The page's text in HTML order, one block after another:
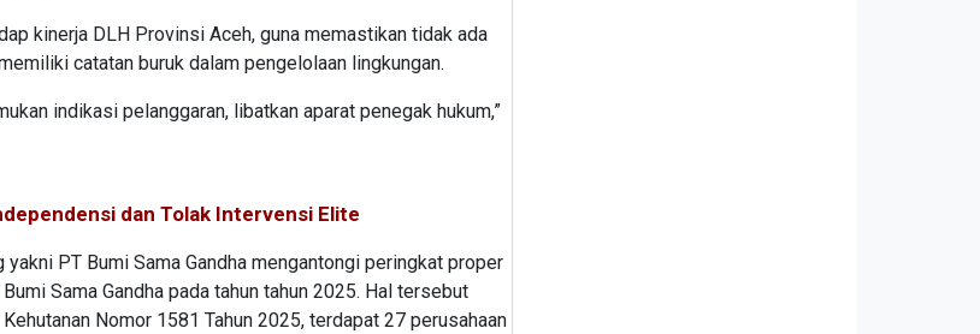
kinerja DLH Provinsi Aceh, guna memastikan tidak ada
catatan buruk dalam pengelolaan lingkungan.
indikasi pelanggaran, libatkan aparat penegak hukum,”
dan Tolak Intervensi Elite
PT Bumi Sama Gandha mengantongi peringkat proper
Sama Gandha pada tahun tahun 2025. Hal tersebut
Nomor 1581 Tahun 2025, terdapat 27 perusahaan